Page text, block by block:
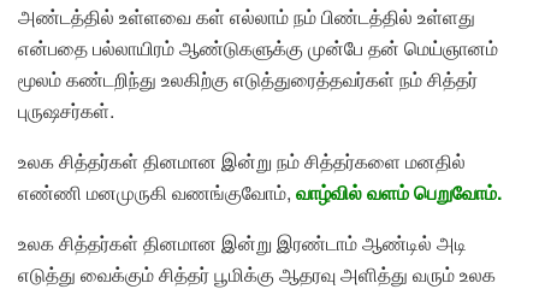
அண்டத்தில் உள்ளவை கள் எல்லாம் நம் பிண்டத்தில் உள்ளது
என்பதை பல்லாயிரம் ஆண்டுகளுக்கு முன்பே தன் மெய்ஞானம்
மூலம் கண்டறிந்து உலகிற்கு எடுத்துரைத்தவர்கள் நம் சித்தர்
புருஷசர்கள்.
உலக சித்தர்கள் தினமான இன்று நம் சித்தர்களை மனதில்
எண்ணி மனமுருகி வணங்குவோம், வாழ்வில் வளம் பெறுவோம்.
உலக சித்தர்கள் தினமான இன்று இரண்டாம் ஆண்டில் அடி
எடுத்து வைக்கும் சித்தர் பூமிக்கு ஆதரவு அளித்து வரும் உலக